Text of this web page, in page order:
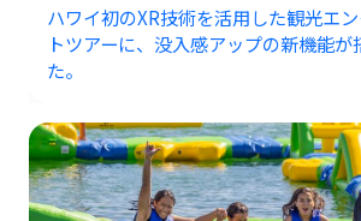
ハワイ初のXR技術を活用した観光エ
トツアーに、没入感アップの新機能が
た。